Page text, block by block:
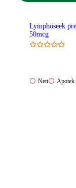
Lymphoseek
50mcg
Nett:
Nett
Apotek:
Apotek